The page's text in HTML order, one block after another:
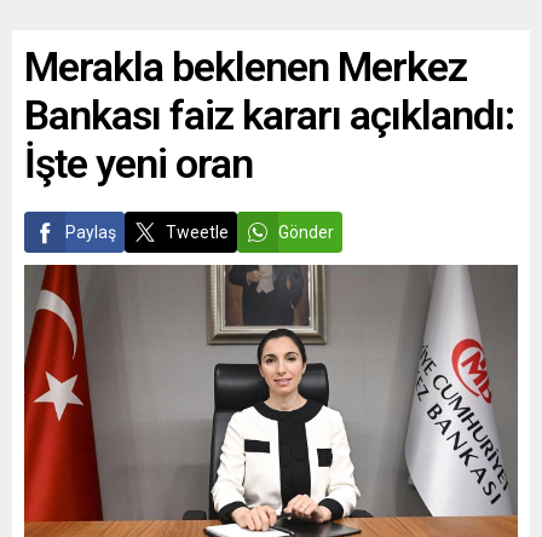
Merakla beklenen Merkez
Bankası faiz kararı açıklandı:
İşte yeni oran
Paylaş Tweetle Gönder